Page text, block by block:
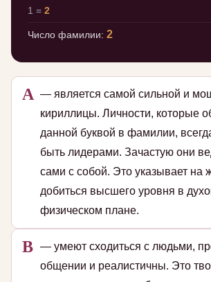
1 = 2
Число фамилии: 2
А — является самой сильной и
кириллицы. Личности, которые
данной буквой в фамилии,
быть лидерами. Зачастую они
сами с собой. Это указывает на
добиться высшего уровня в
физическом плане.
В — умеют сходиться с людьми,
общении и реалистичны. Это